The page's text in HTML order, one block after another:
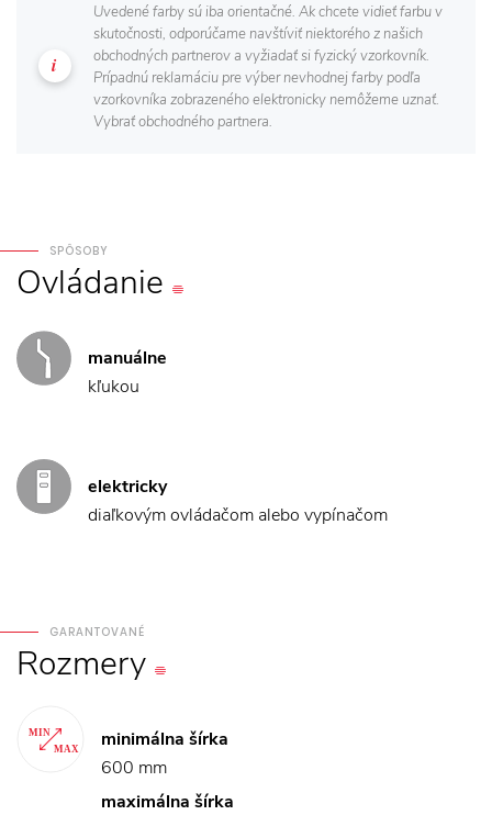
Uvedené farby sú iba orientačné. Ak chcete vidieť farbu v
skutočnosti, odporúčame navštíviť niektorého z našich
obchodných partnerov a vyžiadať si fyzický vzorkovník.
Prípadnú reklamáciu pre výber nevhodnej farby podľa
vzorkovníka zobrazeného elektronicky nemôžeme uznať.
Vybrať obchodného partnera.
SPÔSOBY
Ovládanie
manuálne
kľukou
elektricky
diaľkovým ovládačom alebo vypínačom
GARANTOVANÉ
Rozmery
minimálna šírka
600 mm
maximálna šírka